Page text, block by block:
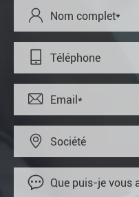




